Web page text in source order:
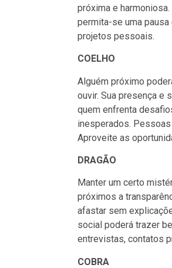
próxima e
permita-se uma
projetos pessoais.
COELHO
Alguém próximo
ouvir. Sua presença e
quem enfrenta
inesperados.
Aproveite as
DRAGÃO
Manter um certo
próximos a
afastar sem
social poderá trazer
entrevistas, contatos
COBRA